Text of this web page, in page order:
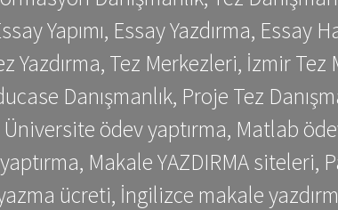
Yapımı, Essay Yazdırma, Essay
Yazdırma, Tez Merkezleri, İzmir
Danışmanlık, Proje Tez
Üniversite ödev yaptırma, Matlab
yaptırma, Makale YAZDIRMA siteleri,
ücreti, İngilizce makale